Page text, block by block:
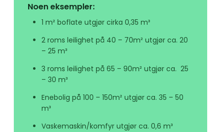
Noen eksempler:
1 m² boflate utgjør cirka 0,35 m³
2 roms leilighet på 40 – 70m² utgjør ca. 20
– 25 m³
3 roms leilighet på 65 – 90m² utgjør ca. 25
– 30 m³
Enebolig på 100 – 150m² utgjør ca. 35 – 50
m³
Vaskemaskin/komfyr utgjør ca. 0,6 m³